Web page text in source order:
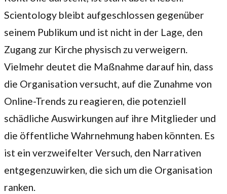
Scientology bleibt aufgeschlossen gegenüber
seinem Publikum und ist nicht in der Lage, den
Zugang zur Kirche physisch zu verweigern.
Vielmehr deutet die Maßnahme darauf hin, dass
die Organisation versucht, auf die Zunahme von
Online-Trends zu reagieren, die potenziell
schädliche Auswirkungen auf ihre Mitglieder und
die öffentliche Wahrnehmung haben könnten. Es
ist ein verzweifelter Versuch, den Narrativen
entgegenzuwirken, die sich um die Organisation
ranken.